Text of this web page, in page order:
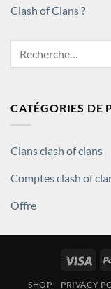
Clash of Clans ?
CATÉGORIES DE
Clans clash of clans
Comptes clash of
Offre
Visa
SHOP PRIVACY